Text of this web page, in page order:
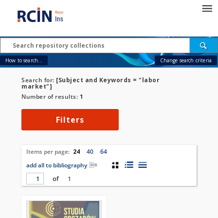
How to search... Change search criteria
Search for: [Subject and Keywords = "labor
market"]
Number of results: 1
Filters
Items per page: 24 40
64
add all to bibliography
of
1